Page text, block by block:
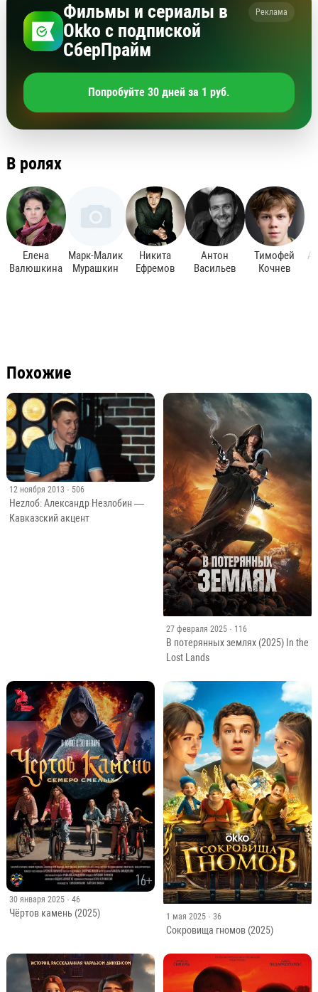
Фильмы и сериалы в
Okko с подпиской
СберПрайм
Реклама
Попробуйте 30 дней за 1 руб.
В ролях
Елена
Валюшкина
Марк-Малик
Мурашкин
Никита
Ефремов
Антон
Васильев
Тимофей
Кочнев
Похожие
12 ноября 2013 · 506
Неzлоб: Александр Незлобин —
Кавказский акцент
27 февраля 2025 · 116
В потерянных землях (2025) In the
Lost Lands
30 января 2025 · 46
Чёртов камень (2025) 1 мая 2025 · 36
Сокровища гномов (2025)